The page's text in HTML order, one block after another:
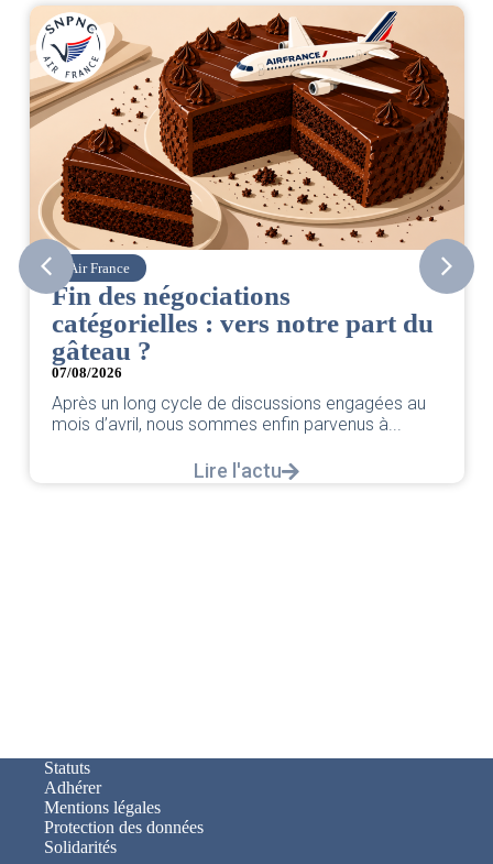
Air France
Fin des négociations
catégorielles : vers notre part du
gâteau ?
07/08/2026
Après un long cycle de discussions engagées au
mois d’avril, nous sommes enfin parvenus à...
Lire l'actu
Statuts
Adhérer
Mentions légales
Protection des données
Solidarités